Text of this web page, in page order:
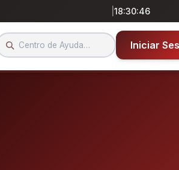
18:30:46
Iniciar